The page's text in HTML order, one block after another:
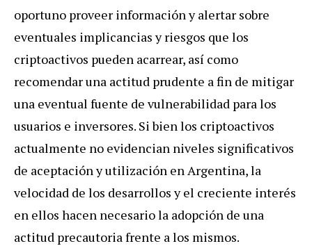
oportuno proveer información y alertar sobre
eventuales implicancias y riesgos que los
criptoactivos pueden acarrear, así como
recomendar una actitud prudente a fin de mitigar
una eventual fuente de vulnerabilidad para los
usuarios e inversores. Si bien los criptoactivos
actualmente no evidencian niveles significativos
de aceptación y utilización en Argentina, la
velocidad de los desarrollos y el creciente interés
en ellos hacen necesario la adopción de una
actitud precautoria frente a los mismos.